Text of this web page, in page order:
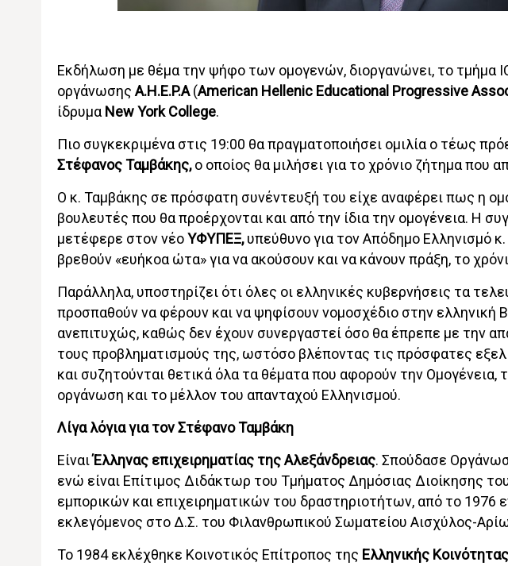
Εκδήλωση με θέμα την ψήφο των ομογενών, διοργανώνει, το τμήμα
οργάνωσης A.H.E.P.A(American Hellenic Educational Progressive
ίδρυμα New York College.
Πιο συγκεκριμένα στις 19:00 θα πραγματοποιήσει ομιλία ο τέως
Στέφανος Ταμβάκης,ο οποίος θα μιλήσει για το χρόνιο ζήτημα που
Ο κ. Ταμβάκης σε πρόσφατη συνέντευξή του είχε αναφέρει πως η
βουλευτές που θα προέρχονται και από την ίδια την ομογένεια. Η
μετέφερε στον νέοΥΦΥΠΕΞ,υπεύθυνο για τον Απόδημο Ελληνισμό κ.
βρεθούν «ευήκοα ώτα» για να ακούσουν και να κάνουν πράξη, το
Παράλληλα, υποστηρίζει ότι όλες οι ελληνικές κυβερνήσεις τα
προσπαθούν να φέρουν και να ψηφίσουν νομοσχέδιο στην
ανεπιτυχώς, καθώς δεν έχουν συνεργαστεί όσο θα έπρεπε με την
τους προβληματισμούς της, ωστόσο βλέποντας τις πρόσφατες
και συζητούνται θετικά όλα τα θέματα που αφορούν την Ομογένεια,
οργάνωση και το μέλλον του απανταχού Ελληνισμού.
Λίγα λόγια για τον Στέφανο Ταμβάκη
ΕίναιΈλληνας επιχειρηματίας της Αλεξάνδρειας. Σπούδασε
ενώ είναι Επίτιμος Διδάκτωρ του Τμήματος Δημόσιας Διοίκησης
εμπορικών και επιχειρηματικών του δραστηριοτήτων, από το 1976
εκλεγόμενος στο Δ.Σ. του Φιλανθρωπικού Σωματείου Αισχύλος-
Το 1984 εκλέχθηκε Κοινοτικός Επίτροπος της Ελληνικής